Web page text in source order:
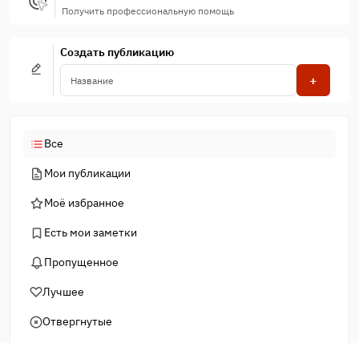
Получить профессиональную помощь
Создать публикацию
+
Все
Мои публикации
Моё избранное
Есть мои заметки
Пропущенное
Лучшее
Отвергнутые